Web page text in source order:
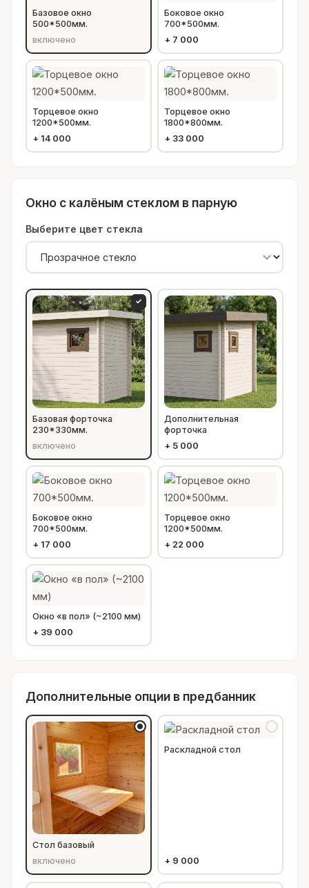
Базовое окно
500*500мм.
включено
Боковое окно
700*500мм.
+ 7 000
Торцевое окно
1200*500мм.
+ 14 000
Торцевое окно
1800*800мм.
+ 33 000
Окно с калёным стеклом в парную
Выберите цвет стекла
Базовая форточка
230*330мм.
включено
✓
Дополнительная
форточка
+ 5 000
Боковое окно
700*500мм.
+ 17 000
Торцевое окно
1200*500мм.
+ 22 000
Окно «в пол» (~2100 мм)
+ 39 000
Дополнительные опции в предбанник
Стол базовый
включено
Раскладной стол
+ 9 000